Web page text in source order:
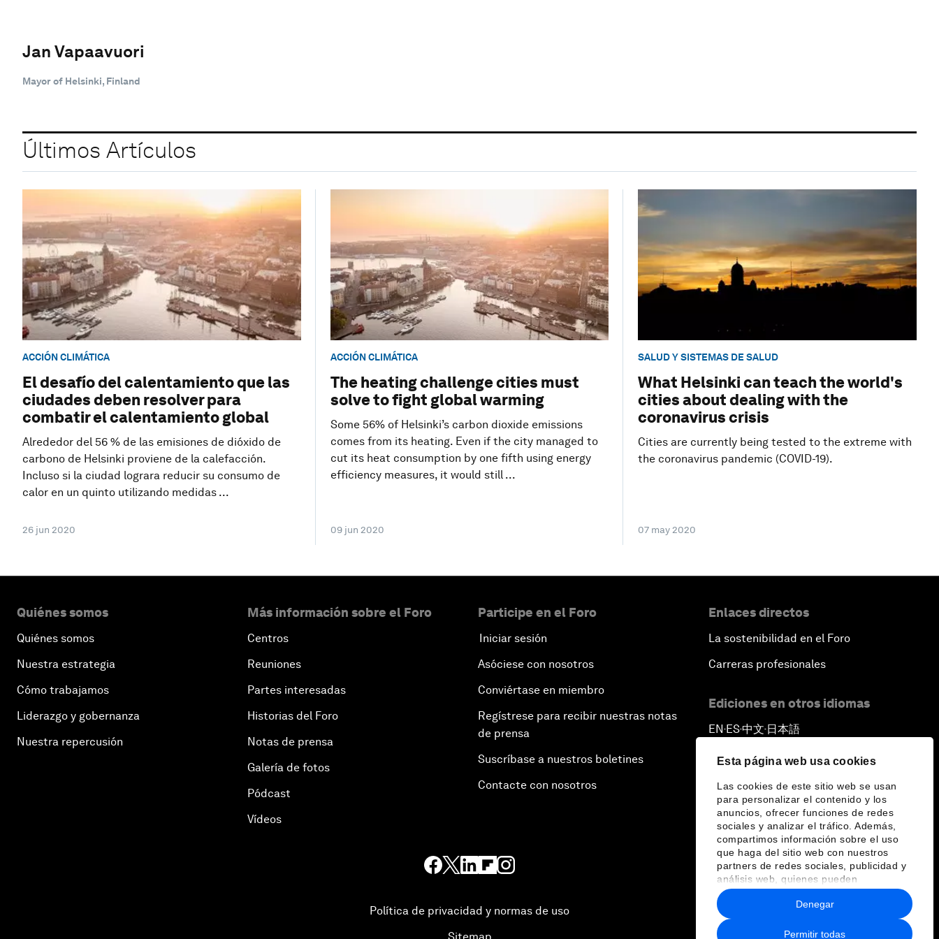
Esta página web usa cookies
Las cookies de este sitio web se usan
para personalizar el contenido y los
anuncios, ofrecer funciones de redes
sociales y analizar el tráfico. Además,
compartimos información sobre el uso
que haga del sitio web con nuestros
partners de redes sociales, publicidad y
análisis web, quienes pueden
combinarla con otra información que les
haya proporcionado o que hayan
recopilado a partir del uso que haya
hecho de sus servicios.
Permitir todas
Denegar
Jan Vapaavuori
Mayor of Helsinki, Finland
Últimos Artículos
ACCIÓN CLIMÁTICA
El desafío del calentamiento que las
ciudades deben resolver para
combatir el calentamiento global
Alrededor del 56 % de las emisiones de dióxido de
carbono de Helsinki proviene de la calefacción.
Incluso si la ciudad lograra reducir su consumo de
calor en un quinto utilizando medidas ...
26 jun 2020
ACCIÓN CLIMÁTICA
The heating challenge cities must
solve to fight global warming
Some 56% of Helsinki’s carbon dioxide emissions
comes from its heating. Even if the city managed to
cut its heat consumption by one fifth using energy
efficiency measures, it would still ...
09 jun 2020
SALUD Y SISTEMAS DE SALUD
What Helsinki can teach the world's
cities about dealing with the
coronavirus crisis
Cities are currently being tested to the extreme with
the coronavirus pandemic (COVID-19).
07 may 2020
Quiénes somos
Quiénes somos
Nuestra estrategia
Cómo trabajamos
Liderazgo y gobernanza
Nuestra repercusión
Más información sobre el Foro
Centros
Reuniones
Partes interesadas
Historias del Foro
Notas de prensa
Galería de fotos
Pódcast
Vídeos
Participe en el Foro
Iniciar sesión
Asóciese con nosotros
Conviértase en miembro
Regístrese para recibir nuestras notas
de prensa
Suscríbase a nuestros boletines
Contacte con nosotros
Enlaces directos
La sostenibilidad en el Foro
Carreras profesionales
Ediciones en otros idiomas
EN ▪ ES▪中文▪ 日本語
Política de privacidad y normas de uso